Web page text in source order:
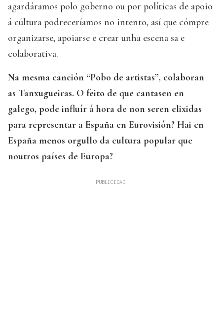
agardáramos polo goberno ou por políticas de apoio
á cúltura podreceríamos no intento, así que cómpre
organizarse, apoiarse e crear unha escena sa e
colaborativa.
Na mesma canción “Pobo de artistas”, colaboran
as Tanxugueiras. O feito de que cantasen en
galego, pode influír á hora de non seren elixidas
para representar a España en Eurovisión? Hai en
España menos orgullo da cultura popular que
noutros países de Europa?